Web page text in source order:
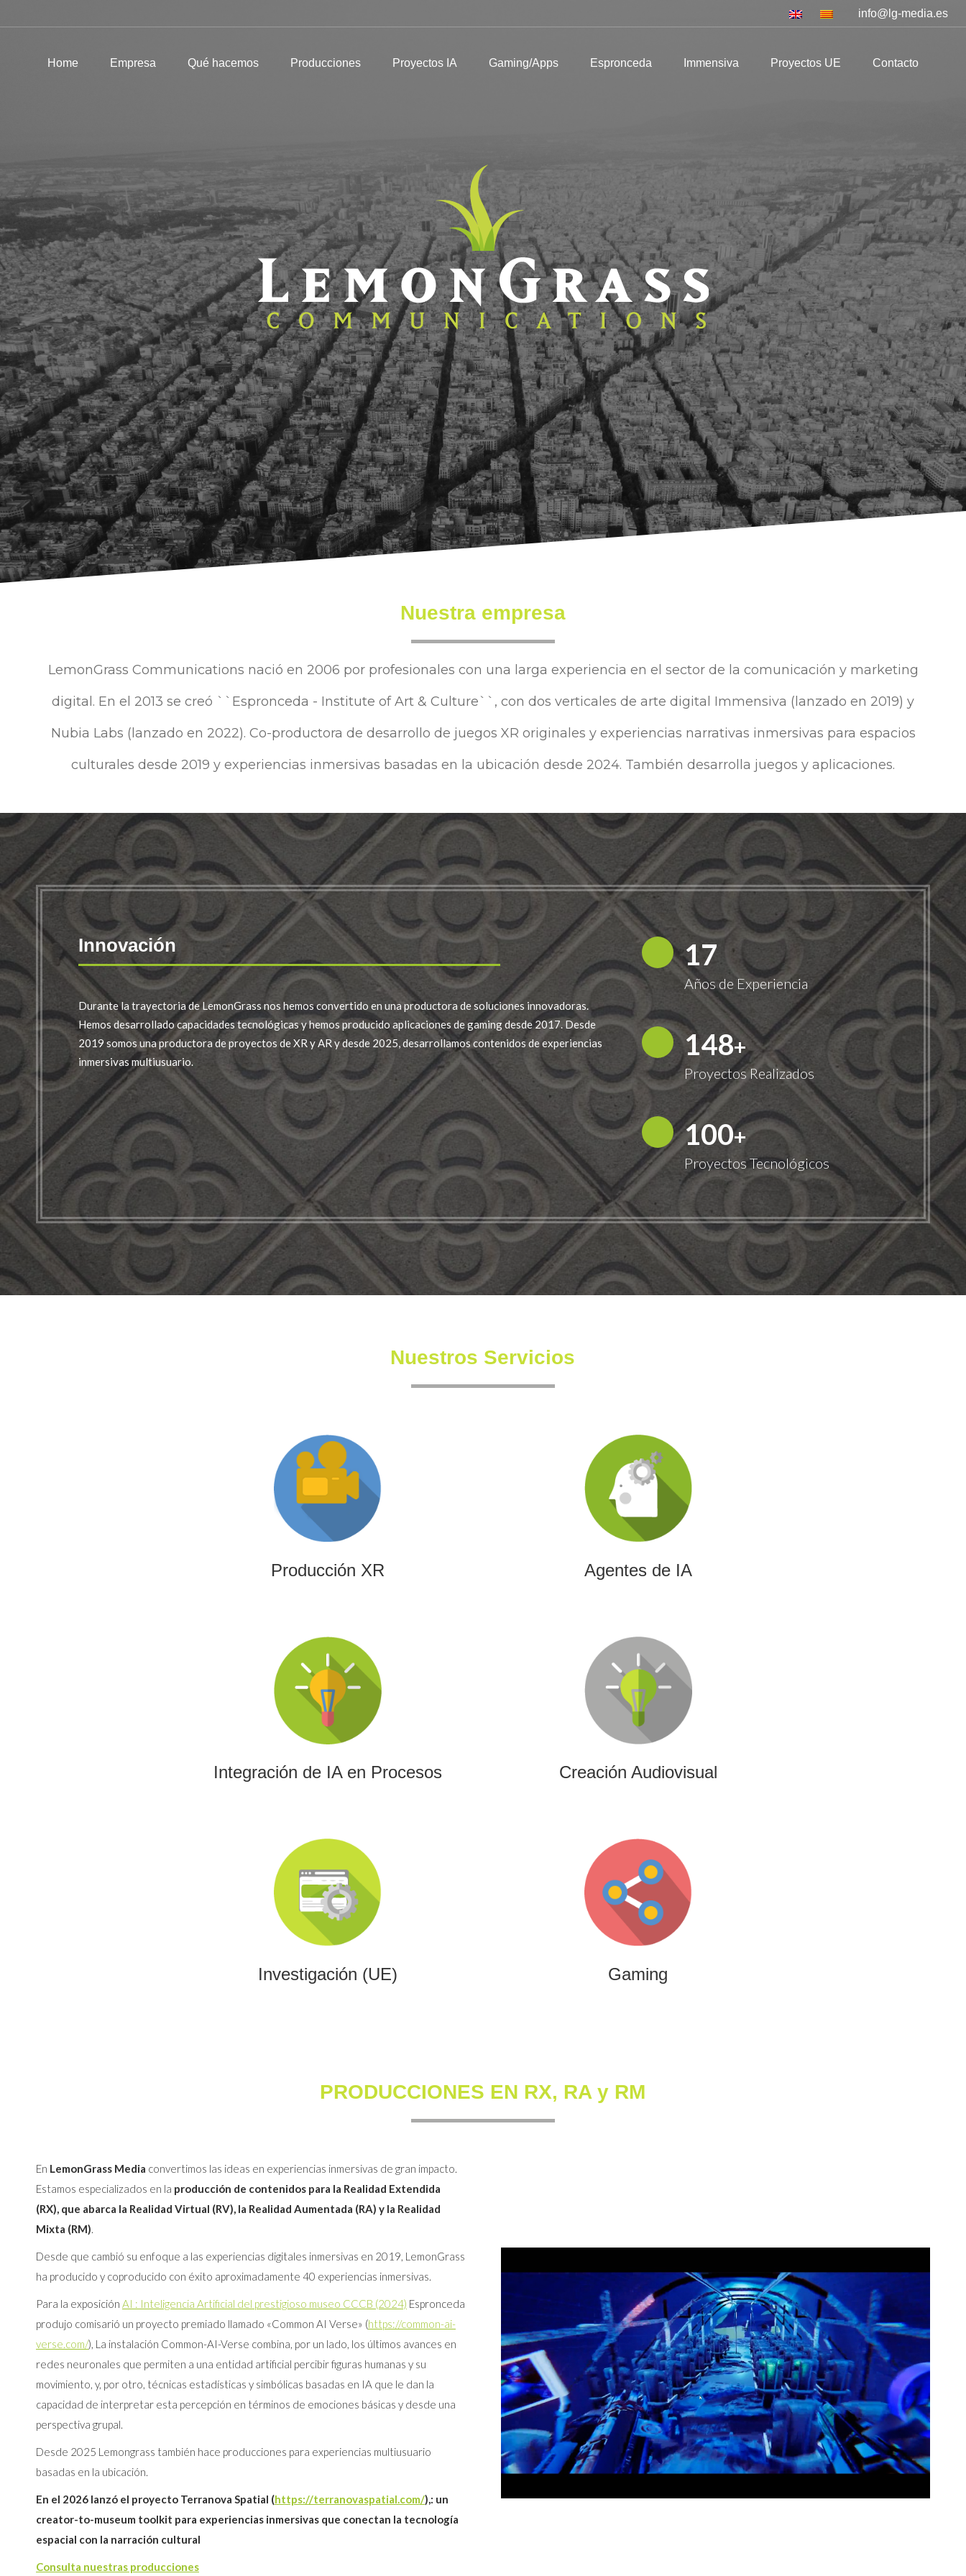
info@lg-media.es
Home Empresa Qué hacemos Producciones Proyectos IA Gaming/Apps Espronceda Immensiva Proyectos UE Contacto
Nuestra empresa
LemonGrass Communications nació en 2006 por profesionales con una larga experiencia en el sector de la comunicación y marketing
digital. En el 2013 se creó ``Espronceda - Institute of Art & Culture``, con dos verticales de arte digital Immensiva (lanzado en 2019) y
Nubia Labs (lanzado en 2022). Co-productora de desarrollo de juegos XR originales y experiencias narrativas inmersivas para espacios
culturales desde 2019 y experiencias inmersivas basadas en la ubicación desde 2024. También desarrolla juegos y aplicaciones.
Innovación
Durante la trayectoria de LemonGrass nos hemos convertido en una productora de soluciones innovadoras.
Hemos desarrollado capacidades tecnológicas y hemos producido aplicaciones de gaming desde 2017. Desde
2019 somos una productora de proyectos de XR y AR y desde 2025, desarrollamos contenidos de experiencias
inmersivas multiusuario.
18
Años de Experiencia
150+
Proyectos Realizados
100+
Proyectos Tecnológicos
Nuestros Servicios
Producción XR
Producción XR
Somos una productora independiente con un equipo
altamente experimentado también en la creación de
producciones inmersivas y de XR.
Agentes de IA
Agentes de IA
Diseñamos agentes de inteligencia artificial capaces
de automatizar procesos, optimizar decisiones y
transformar la eficiencia empresarial.
Integración de IA en Procesos
Integración de IA en Procesos
La IA permitirá a su empresa aprovechar el poder de
los algoritmos y las herramientas más avanzadas para
el análisis de datos y la creación de contenidos.
Creación Audiovisual
Creación Audiovisual
Ofrecemos soluciones creativas, de producción y
edición para cualquier tipo de contenido audiovisual:
vídeos promocionales, spots o cobertura audiovisual
de eventos.
Investigación (UE)
Investigación (UE)
Impulsamos proyectos de I+D+i alineados con
programas europeos, conectando innovación
tecnológica con financiación estratégica.
Gaming
Gaming
Desarrollamos experiencias interactivas y
videojuegos que combinan entretenimiento,
innovación y engagement para marcas y audiencias.
PRODUCCIONES EN RX, RA y RM
En LemonGrass Media convertimos las ideas en experiencias inmersivas de gran impacto.
Estamos especializados en la producción de contenidos para la Realidad Extendida
(RX), que abarca la Realidad Virtual (RV), la Realidad Aumentada (RA) y la Realidad
Mixta (RM).
Desde que cambió su enfoque a las experiencias digitales inmersivas en 2019, LemonGrass
ha producido y coproducido con éxito aproximadamente 40 experiencias inmersivas.
Para la exposición AI : Inteligencia Artificial del prestigioso museo CCCB (2024) Espronceda
produjo comisarió un proyecto premiado llamado «Common AI Verse» (https://common-ai-
verse.com/), La instalación Common-AI-Verse combina, por un lado, los últimos avances en
redes neuronales que permiten a una entidad artificial percibir figuras humanas y su
movimiento, y, por otro, técnicas estadísticas y simbólicas basadas en IA que le dan la
capacidad de interpretar esta percepción en términos de emociones básicas y desde una
perspectiva grupal.
Desde 2025 Lemongrass también hace producciones para experiencias multiusuario
basadas en la ubicación.
En el 2026 lanzó el proyecto Terranova Spatial (https://terranovaspatial.com/),: un
creator-to-museum toolkit para experiencias inmersivas que conectan la tecnología
espacial con la narración cultural
Consulta nuestras producciones